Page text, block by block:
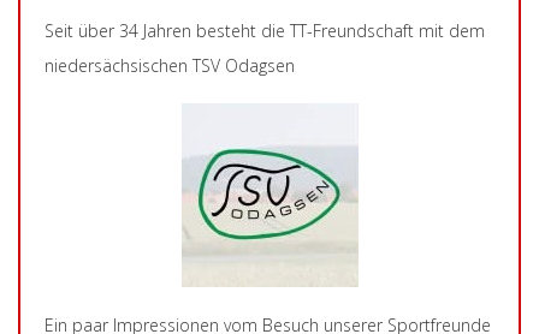
Seit über 34 Jahren besteht die TT-Freundschaft mit dem
niedersächsischen TSV Odagsen
Ein paar Impressionen vom Besuch unserer Sportfreunde